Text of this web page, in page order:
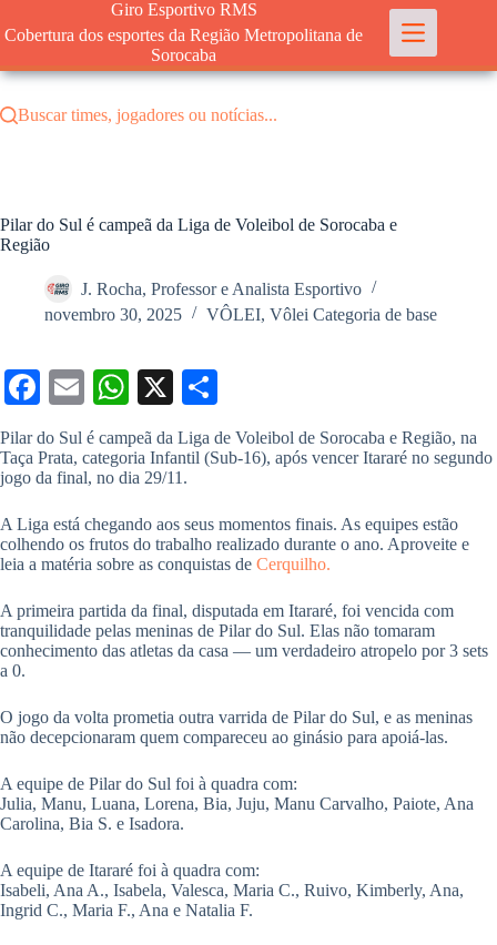
para
conteúdo
Giro Esportivo RMS
Cobertura dos esportes da Região Metropolitana de
Sorocaba
Buscar times, jogadores ou notícias...
Pilar do Sul é campeã da Liga de Voleibol de Sorocaba e
Região
J. Rocha, Professor e Analista Esportivo
novembro 30, 2025
VÔLEI, Vôlei Categoria de base
Fa
ce
bo
ok
E
m
ail
W
ha
ts
A
pp
X
ha
re
Pilar do Sul é campeã da Liga de Voleibol de Sorocaba e Região, na
Taça Prata, categoria Infantil (Sub-16), após vencer Itararé no segundo
jogo da final, no dia 29/11.
A Liga está chegando aos seus momentos finais. As equipes estão
colhendo os frutos do trabalho realizado durante o ano. Aproveite e
leia a matéria sobre as conquistas de Cerquilho.
A primeira partida da final, disputada em Itararé, foi vencida com
tranquilidade pelas meninas de Pilar do Sul. Elas não tomaram
conhecimento das atletas da casa — um verdadeiro atropelo por 3 sets
a 0.
O jogo da volta prometia outra varrida de Pilar do Sul, e as meninas
não decepcionaram quem compareceu ao ginásio para apoiá-las.
A equipe de Pilar do Sul foi à quadra com:
Julia, Manu, Luana, Lorena, Bia, Juju, Manu Carvalho, Paiote, Ana
Carolina, Bia S. e Isadora.
A equipe de Itararé foi à quadra com:
Isabeli, Ana A., Isabela, Valesca, Maria C., Ruivo, Kimberly, Ana,
Ingrid C., Maria F., Ana e Natalia F.